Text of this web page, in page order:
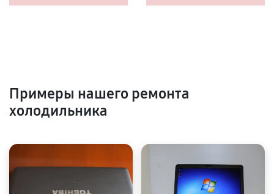
Примеры нашего ремонта
холодильника